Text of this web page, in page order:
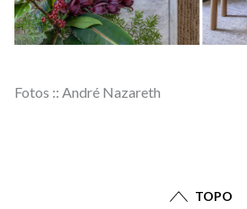
Fotos :: André Nazareth
TOPO